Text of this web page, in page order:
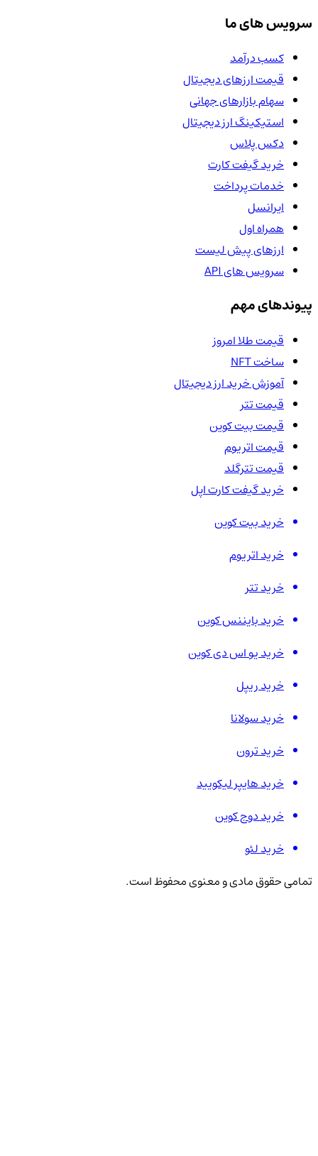
سرویس های ما
کسب درآمد
قیمت ارزهای دیجیتال
سهام بازارهای جهانی
استیکینگ ارز دیجیتال
دکس پلاس
خرید گیفت کارت
خدمات پرداخت
ایرانسل
همراه اول
ارزهای پیش لیست
سرویس های API
پیوندهای مهم
قیمت طلا امروز
ساخت NFT
آموزش خرید ارز دیجیتال
قیمت تتر
قیمت بیت کوین
قیمت اتریوم
قیمت تترگلد
خرید گیفت کارت اپل
خرید بیت کوین
خرید اتریوم
خرید تتر
خرید بایننس کوین
خرید یو اس دی کوین
خرید ریپل
خرید سولانا
خرید ترون
خرید هایپر لیکویید
خرید دوج کوین
خرید لئو
تمامی حقوق مادی و معنوی محفوظ است.